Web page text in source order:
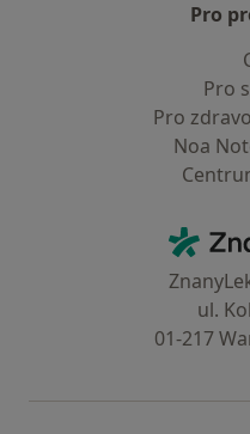
Pro
Pro
Pro
Noa
ul.
01-217